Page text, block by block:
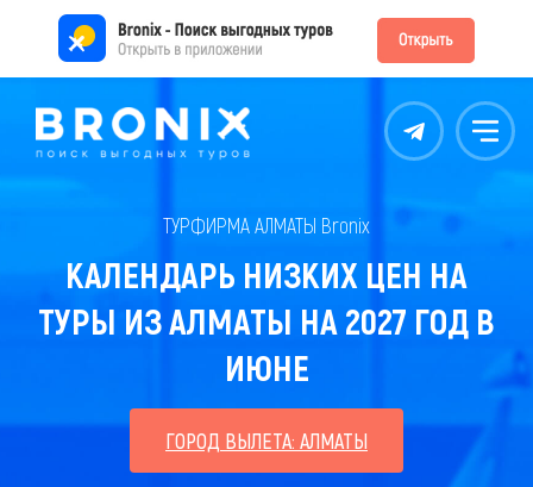
Контакты Меню
ТУРФИРМА АЛМАТЫ Bronix
КАЛЕНДАРЬ НИЗКИХ ЦЕН НА
ТУРЫ ИЗ АЛМАТЫ НА 2027 ГОД В
ИЮНЕ
ГОРОД ВЫЛЕТА: АЛМАТЫ